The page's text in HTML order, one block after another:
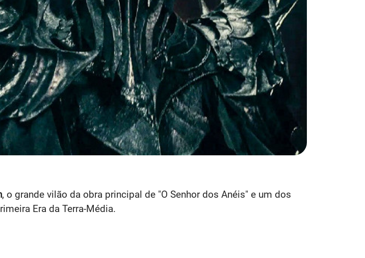
, o grande vilão da obra principal de "O Senhor dos Anéis" e um dos
Era da Terra-Média.